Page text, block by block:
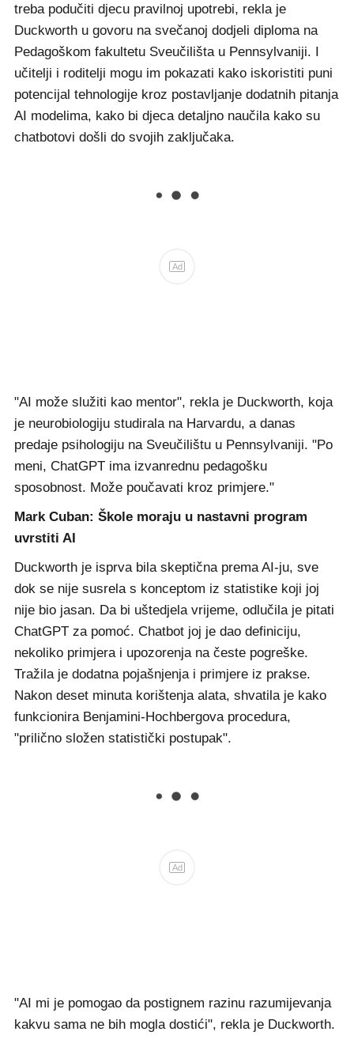
treba podučiti djecu pravilnoj upotrebi, rekla je
Duckworth u govoru na svečanoj dodjeli diploma na
Pedagoškom fakultetu Sveučilišta u Pennsylvaniji. I
učitelji i roditelji mogu im pokazati kako iskoristiti puni
potencijal tehnologije kroz postavljanje dodatnih pitanja
AI modelima, kako bi djeca detaljno naučila kako su
chatbotovi došli do svojih zaključaka.
Ad
"AI može služiti kao mentor", rekla je Duckworth, koja
je neurobiologiju studirala na Harvardu, a danas
predaje psihologiju na Sveučilištu u Pennsylvaniji. "Po
meni, ChatGPT ima izvanrednu pedagošku
sposobnost. Može poučavati kroz primjere."
Mark Cuban: Škole moraju u nastavni program
uvrstiti AI
Duckworth je isprva bila skeptična prema AI-ju, sve
dok se nije susrela s konceptom iz statistike koji joj
nije bio jasan. Da bi uštedjela vrijeme, odlučila je pitati
ChatGPT za pomoć. Chatbot joj je dao definiciju,
nekoliko primjera i upozorenja na česte pogreške.
Tražila je dodatna pojašnjenja i primjere iz prakse.
Nakon deset minuta korištenja alata, shvatila je kako
funkcionira Benjamini-Hochbergova procedura,
"prilično složen statistički postupak".
Ad
"AI mi je pomogao da postignem razinu razumijevanja
kakvu sama ne bih mogla dostići", rekla je Duckworth.